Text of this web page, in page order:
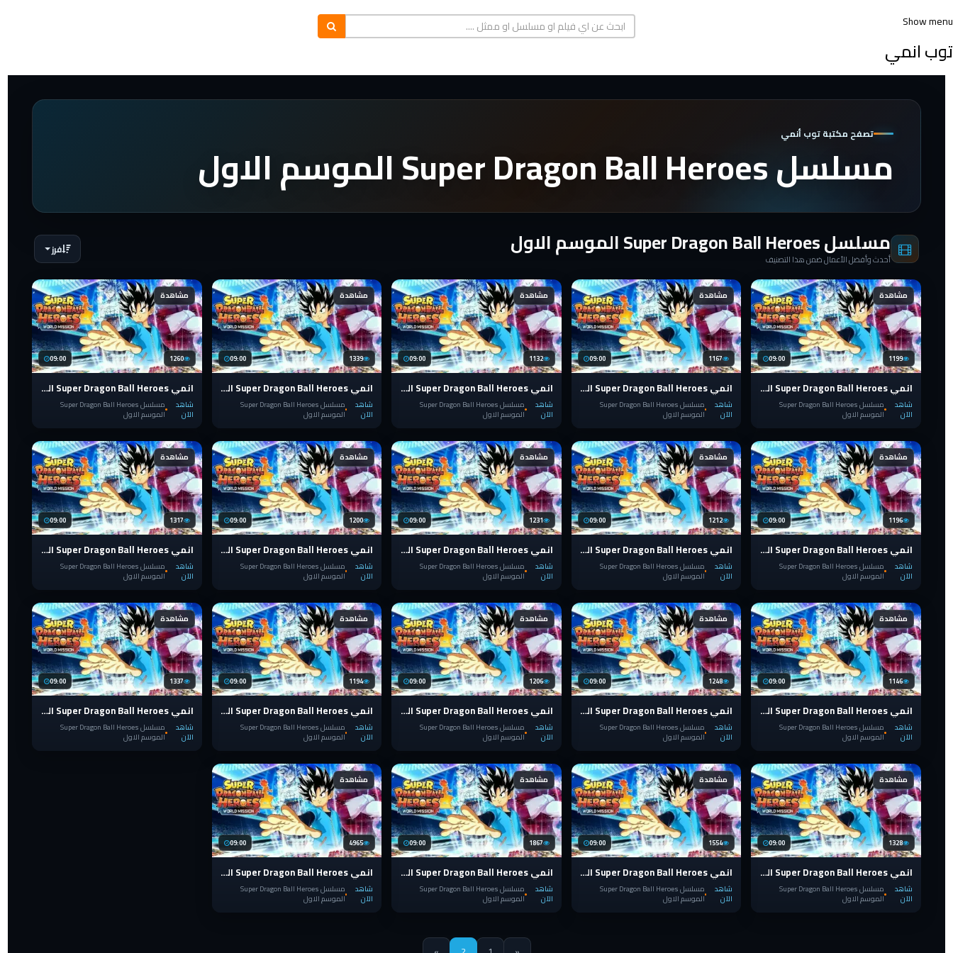
Show menu
توب انمي
تصفح مكتبة توب أنمي
مسلسل Super Dragon Ball Heroes الموسم الاول
مسلسل Super Dragon Ball Heroes الموسم الاول
أحدث وأفضل الأعمال ضمن هذا التصنيف
فرز
مشاهدة
09:00 1199
انمي Super Dragon Ball Heroes الحلقة 19
شاهد
الآن
مسلسل Super Dragon Ball Heroes
الموسم الاول
مشاهدة
09:00 1167
انمي Super Dragon Ball Heroes الحلقة 18
شاهد
الآن
مسلسل Super Dragon Ball Heroes
الموسم الاول
مشاهدة
09:00 1132
انمي Super Dragon Ball Heroes الحلقة 17
شاهد
الآن
مسلسل Super Dragon Ball Heroes
الموسم الاول
مشاهدة
09:00 1339
انمي Super Dragon Ball Heroes الحلقة 16
شاهد
الآن
مسلسل Super Dragon Ball Heroes
الموسم الاول
مشاهدة
09:00 1260
انمي Super Dragon Ball Heroes الحلقة 15
شاهد
الآن
مسلسل Super Dragon Ball Heroes
الموسم الاول
مشاهدة
09:00 1196
انمي Super Dragon Ball Heroes الحلقة 14
شاهد
الآن
مسلسل Super Dragon Ball Heroes
الموسم الاول
مشاهدة
09:00 1212
انمي Super Dragon Ball Heroes الحلقة 13
شاهد
الآن
مسلسل Super Dragon Ball Heroes
الموسم الاول
مشاهدة
09:00 1231
انمي Super Dragon Ball Heroes الحلقة 12
شاهد
الآن
مسلسل Super Dragon Ball Heroes
الموسم الاول
مشاهدة
09:00 1200
انمي Super Dragon Ball Heroes الحلقة 11
شاهد
الآن
مسلسل Super Dragon Ball Heroes
الموسم الاول
مشاهدة
09:00 1317
انمي Super Dragon Ball Heroes الحلقة 10
شاهد
الآن
مسلسل Super Dragon Ball Heroes
الموسم الاول
مشاهدة
09:00 1146
انمي Super Dragon Ball Heroes الحلقة 9
شاهد
الآن
مسلسل Super Dragon Ball Heroes
الموسم الاول
مشاهدة
09:00 1248
انمي Super Dragon Ball Heroes الحلقة 8
شاهد
الآن
مسلسل Super Dragon Ball Heroes
الموسم الاول
مشاهدة
09:00 1206
انمي Super Dragon Ball Heroes الحلقة 7
شاهد
الآن
مسلسل Super Dragon Ball Heroes
الموسم الاول
مشاهدة
09:00 1194
انمي Super Dragon Ball Heroes الحلقة 6
شاهد
الآن
مسلسل Super Dragon Ball Heroes
الموسم الاول
مشاهدة
09:00 1337
انمي Super Dragon Ball Heroes الحلقة 5
شاهد
الآن
مسلسل Super Dragon Ball Heroes
الموسم الاول
مشاهدة
09:00 1328
انمي Super Dragon Ball Heroes الحلقة 4
شاهد
الآن
مسلسل Super Dragon Ball Heroes
الموسم الاول
مشاهدة
09:00 1554
انمي Super Dragon Ball Heroes الحلقة 3
شاهد
الآن
مسلسل Super Dragon Ball Heroes
الموسم الاول
مشاهدة
09:00 1867
انمي Super Dragon Ball Heroes الحلقة 2
شاهد
الآن
مسلسل Super Dragon Ball Heroes
الموسم الاول
مشاهدة
09:00 4965
انمي Super Dragon Ball Heroes الحلقة 1
شاهد
الآن
مسلسل Super Dragon Ball Heroes
الموسم الاول